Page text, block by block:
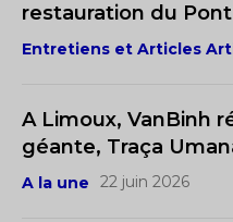
restauration du
Entretiens et Articles
A Limoux, VanBinh
géante, Traça
A la une 22 juin 2026